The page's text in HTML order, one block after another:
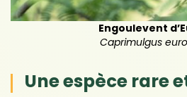
Engoulevent
Caprimulgus
Une espèce rare